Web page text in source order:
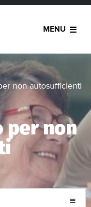
MENU
non autosufficienti
per non